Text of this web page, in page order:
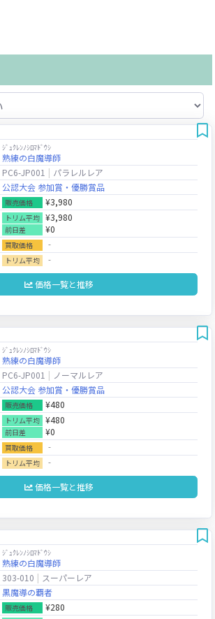
ｼﾞｭｸﾚﾝﾉｼﾛﾏﾄﾞｳｼ
熟練の白魔導師
PC6-JP001
パラレルレア
公認大会 参加賞・優勝賞品
販売価格 ¥3,980
トリム平均 ¥3,980
前日差 ¥0
買取価格 ‐
トリム平均 ‐
価格一覧と推移
ｼﾞｭｸﾚﾝﾉｼﾛﾏﾄﾞｳｼ
熟練の白魔導師
PC6-JP001
ノーマルレア
公認大会 参加賞・優勝賞品
販売価格 ¥480
トリム平均 ¥480
前日差 ¥0
買取価格 ‐
トリム平均 ‐
価格一覧と推移
ｼﾞｭｸﾚﾝﾉｼﾛﾏﾄﾞｳｼ
熟練の白魔導師
303-010
スーパーレア
黒魔導の覇者
販売価格 ¥280